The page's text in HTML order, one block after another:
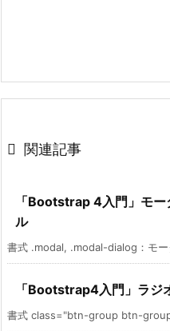
 関連記事
「Bootstrap 4入門」モ
ル
書式 .modal, .modal-dialog：モ
「Bootstrap4入門」ラジ
書式 class="btn-group btn-